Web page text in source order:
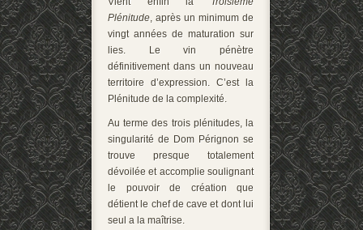
Plénitude , après un minimum de
vingt années de maturation sur
lies. Le vin pénètre
définitivement dans un nouveau
territoire d’expression. C’est la
Plénitude de la complexité.
Au terme des trois plénitudes, la
singularité de Dom Pérignon se
trouve presque totalement
dévoilée et accomplie soulignant
le pouvoir de création que
détient le chef de cave et dont lui
seul a la maîtrise.